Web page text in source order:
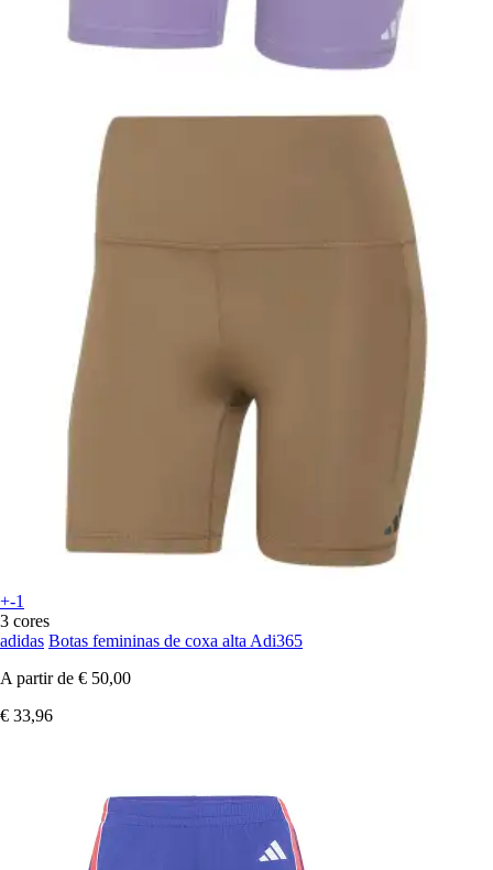
+-1
3 cores
adidas Botas femininas de coxa alta Adi365
A partir de € 50,00
€ 33,96